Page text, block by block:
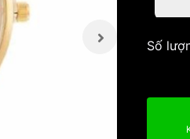
Số